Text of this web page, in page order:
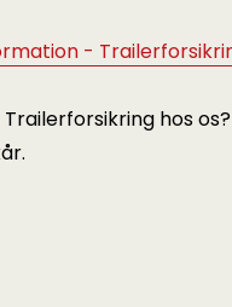
-
hos os?